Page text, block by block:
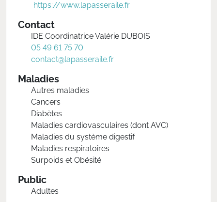
https://www.lapasseraile.fr
Contact
IDE Coordinatrice Valérie DUBOIS
05 49 61 75 70
contact@lapasseraile.fr
Maladies
Autres maladies
Cancers
Diabètes
Maladies cardiovasculaires (dont AVC)
Maladies du système digestif
Maladies respiratoires
Surpoids et Obésité
Public
Adultes